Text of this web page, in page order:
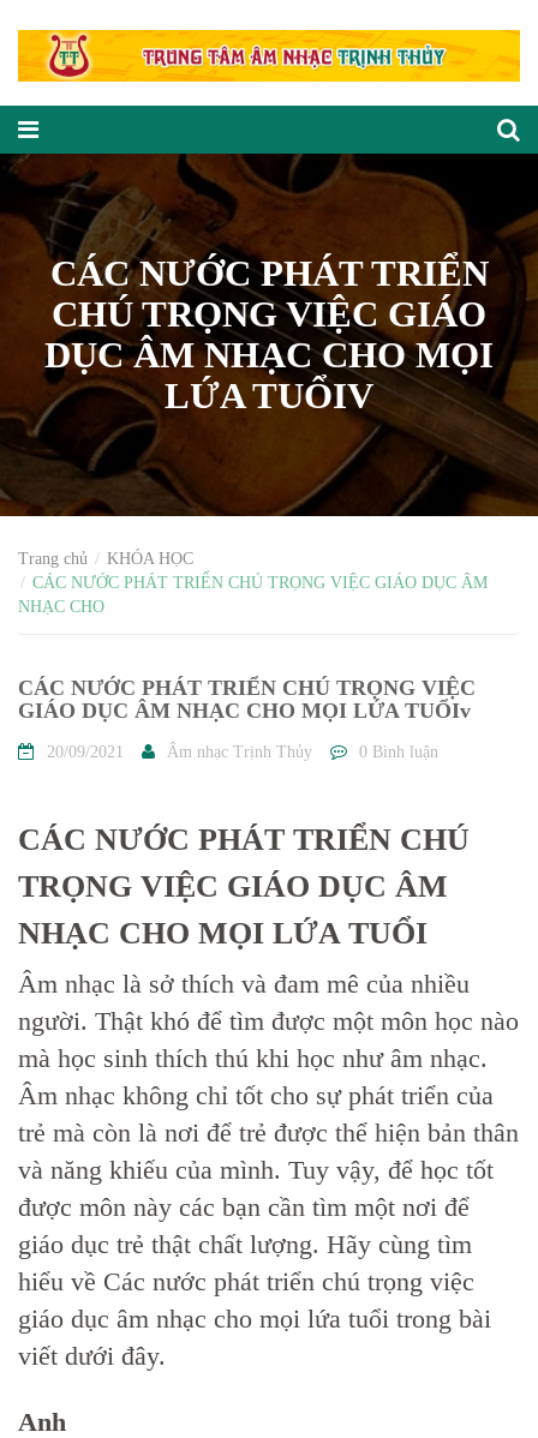
CÁC NƯỚC PHÁT TRIỂN
CHÚ TRỌNG VIỆC GIÁO
DỤC ÂM NHẠC CHO MỌI
LỨA TUỔIV
Trang chủ
KHÓA HỌC
CÁC NƯỚC PHÁT TRIỂN CHÚ TRỌNG VIỆC GIÁO DỤC ÂM
NHẠC CHO
CÁC NƯỚC PHÁT TRIỂN CHÚ TRỌNG VIỆC
GIÁO DỤC ÂM NHẠC CHO MỌI LỨA TUỔIv
20/09/2021 Âm nhạc Trịnh Thủy 0 Bình luận
CÁC NƯỚC PHÁT TRIỂN CHÚ
TRỌNG VIỆC GIÁO DỤC ÂM
NHẠC CHO MỌI LỨA TUỔI
Âm nhạc là sở thích và đam mê của nhiều
người. Thật khó để tìm được một môn học nào
mà học sinh thích thú khi học như âm nhạc.
Âm nhạc không chỉ tốt cho sự phát triển của
trẻ mà còn là nơi để trẻ được thể hiện bản thân
và năng khiếu của mình. Tuy vậy, để học tốt
được môn này các bạn cần tìm một nơi để
giáo dục trẻ thật chất lượng. Hãy cùng tìm
hiểu về Các nước phát triển chú trọng việc
giáo dục âm nhạc cho mọi lứa tuổi trong bài
viết dưới đây.
Anh